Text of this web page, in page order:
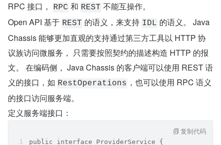
RPC 接口，
RPC 和 REST 不能互操作。
Open API 基于 REST 的语义，来支持 IDL 的语义。 Java
Chassis 能够更加直观的支持通过第三方工具以 HTTP 协
议族访问微服务， 只需要按照契约的描述构造 HTTP 的报
文。 在编码侧， Java Chassis 的客户端可以使用 REST 语
义的接口，如 RestOperations ，也可以使用 RPC 语义
的接口访问服务端。
定义服务端接口：
public interface ProviderService {
复制代码